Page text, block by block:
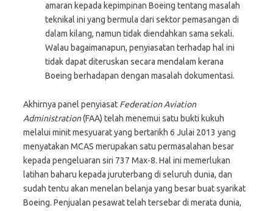
amaran kepada kepimpinan Boeing tentang masalah
teknikal ini yang bermula dari sektor pemasangan di
dalam kilang, namun tidak diendahkan sama sekali.
Walau bagaimanapun, penyiasatan terhadap hal ini
tidak dapat diteruskan secara mendalam kerana
Boeing berhadapan dengan masalah dokumentasi.
Akhirnya panel penyiasat Federation Aviation
Administration(FAA) telah menemui satu bukti kukuh
melalui minit mesyuarat yang bertarikh 6 Julai 2013 yang
menyatakan MCAS merupakan satu permasalahan besar
kepada pengeluaran siri 737 Max-8. Hal ini memerlukan
latihan baharu kepada juruterbang di seluruh dunia, dan
sudah tentu akan menelan belanja yang besar buat syarikat
Boeing. Penjualan pesawat telah tersebar di merata dunia,